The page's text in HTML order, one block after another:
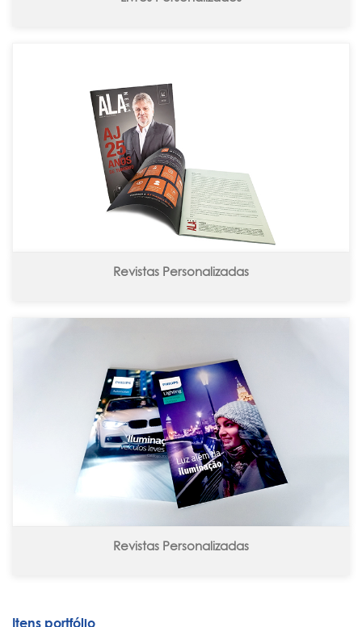
Revistas Personalizadas
Revistas Personalizadas
Itens portfólio